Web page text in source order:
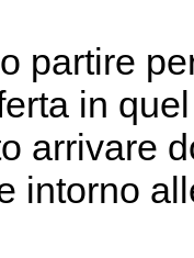
partire
in
arrivare
intorno